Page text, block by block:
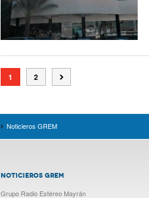
1 2
Noticieros GREM
NOTICIEROS GREM
Grupo Radio Estéreo Mayrán